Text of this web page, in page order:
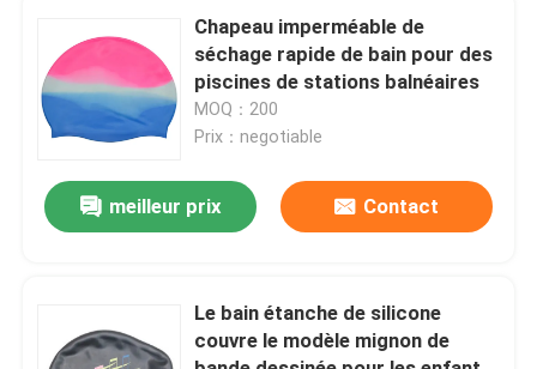
Nouvelles
Cas
Demandez une citation
Lunettes de verres de sûreté
Chapeau imperméable de
séchage rapide de bain pour des
piscines de stations balnéaires
MOQ：200
Prix：negotiable
meilleur prix Contact
Le bain étanche de silicone
couvre le modèle mignon de